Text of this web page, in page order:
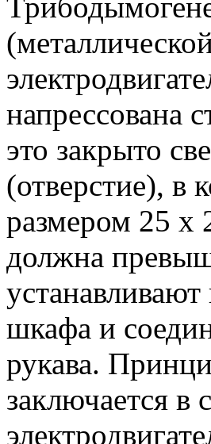
напрессована
это закрыто
(отверстие), в
размером 25 x
должна
шкафа и
рукава.
заключается